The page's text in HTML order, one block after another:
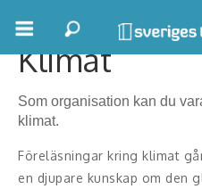
Boka ett möte
Samhällsnytta
Inspiration
Klimat
Som organisation kan du
klimat.
Föreläsningar kring klimat
en djupare kunskap om den